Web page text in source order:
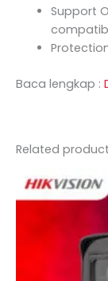
Support
Baca lengkap :
Related